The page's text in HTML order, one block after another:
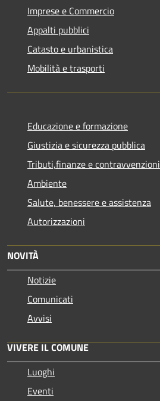
Imprese e Commercio
Appalti pubblici
Catasto e urbanistica
Mobilità e trasporti
Educazione e formazione
Giustizia e sicurezza pubblica
Tributi,finanze e contravvenzioni
Ambiente
Salute, benessere e assistenza
Autorizzazioni
NOVITÀ
Notizie
Comunicati
Avvisi
VIVERE IL COMUNE
Luoghi
Eventi